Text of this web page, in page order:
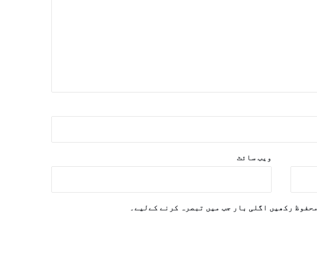
ویب‌ سائٹ
رکھیں اگلی بار جب میں تبصرہ کرنے کےلیے۔